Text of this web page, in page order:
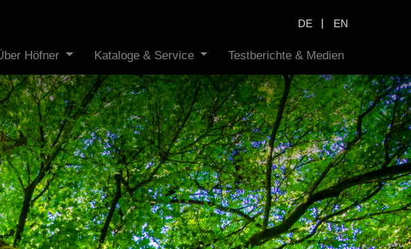
DE | EN
Höfner Kataloge & Service Testberichte & Medien